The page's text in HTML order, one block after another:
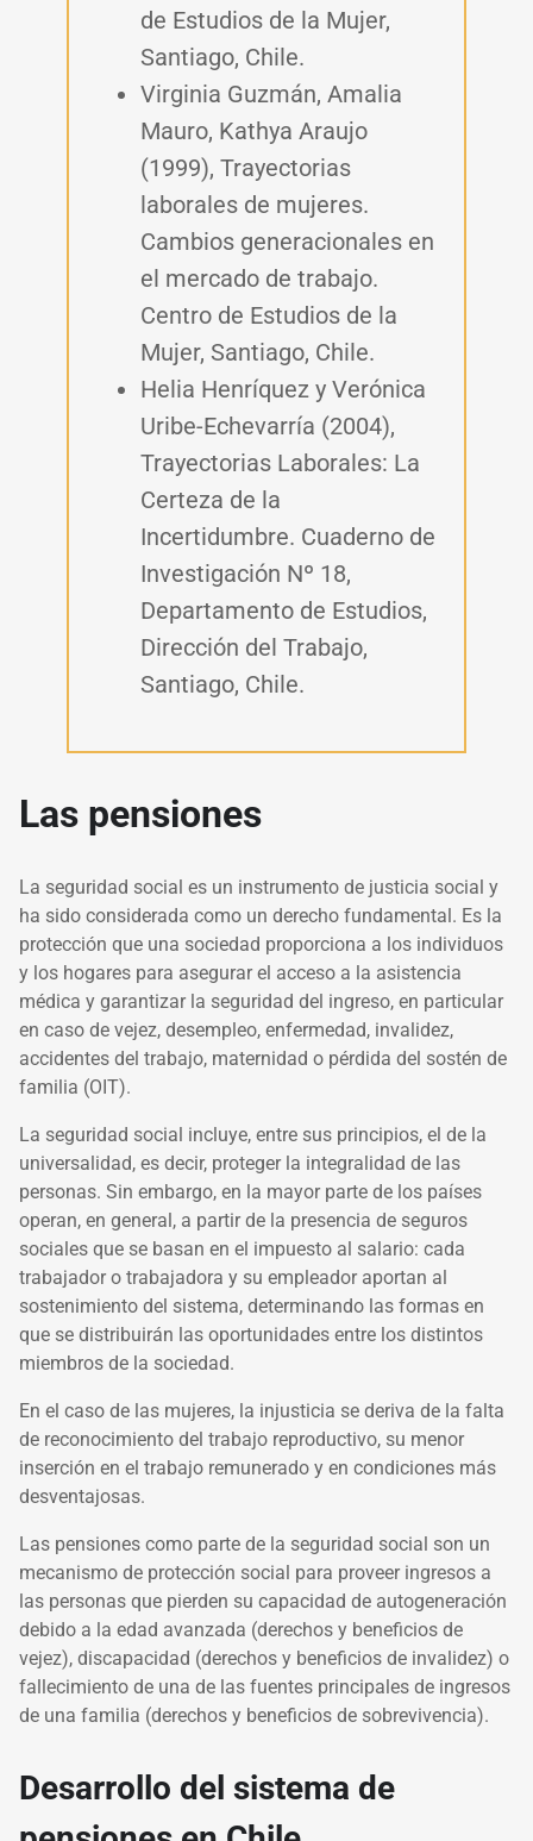
de Estudios de la Mujer,
Santiago, Chile.
Virginia Guzmán, Amalia
Mauro, Kathya Araujo
(1999), Trayectorias
laborales de mujeres.
Cambios generacionales en
el mercado de trabajo.
Centro de Estudios de la
Mujer, Santiago, Chile.
Helia Henríquez y Verónica
Uribe-Echevarría (2004),
Trayectorias Laborales: La
Certeza de la
Incertidumbre. Cuaderno de
Investigación Nº 18,
Departamento de Estudios,
Dirección del Trabajo,
Santiago, Chile.
Las pensiones
La seguridad social es un instrumento de justicia social y
ha sido considerada como un derecho fundamental. Es la
protección que una sociedad proporciona a los individuos
y los hogares para asegurar el acceso a la asistencia
médica y garantizar la seguridad del ingreso, en particular
en caso de vejez, desempleo, enfermedad, invalidez,
accidentes del trabajo, maternidad o pérdida del sostén de
familia (OIT).
La seguridad social incluye, entre sus principios, el de la
universalidad, es decir, proteger la integralidad de las
personas. Sin embargo, en la mayor parte de los países
operan, en general, a partir de la presencia de seguros
sociales que se basan en el impuesto al salario: cada
trabajador o trabajadora y su empleador aportan al
sostenimiento del sistema, determinando las formas en
que se distribuirán las oportunidades entre los distintos
miembros de la sociedad.
En el caso de las mujeres, la injusticia se deriva de la falta
de reconocimiento del trabajo reproductivo, su menor
inserción en el trabajo remunerado y en condiciones más
desventajosas.
Las pensiones como parte de la seguridad social son un
mecanismo de protección social para proveer ingresos a
las personas que pierden su capacidad de autogeneración
debido a la edad avanzada (derechos y beneficios de
vejez), discapacidad (derechos y beneficios de invalidez) o
fallecimiento de una de las fuentes principales de ingresos
de una familia (derechos y beneficios de sobrevivencia).
Desarrollo del sistema de